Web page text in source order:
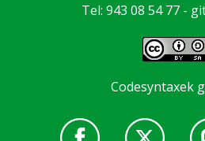
Tel: 943 08 54 77 -
Codesyntaxek